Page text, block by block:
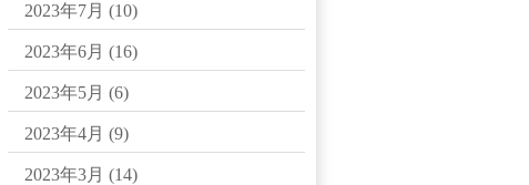
2023年7月 (10)
2023年6月 (16)
2023年5月 (6)
2023年4月 (9)
2023年3月 (14)